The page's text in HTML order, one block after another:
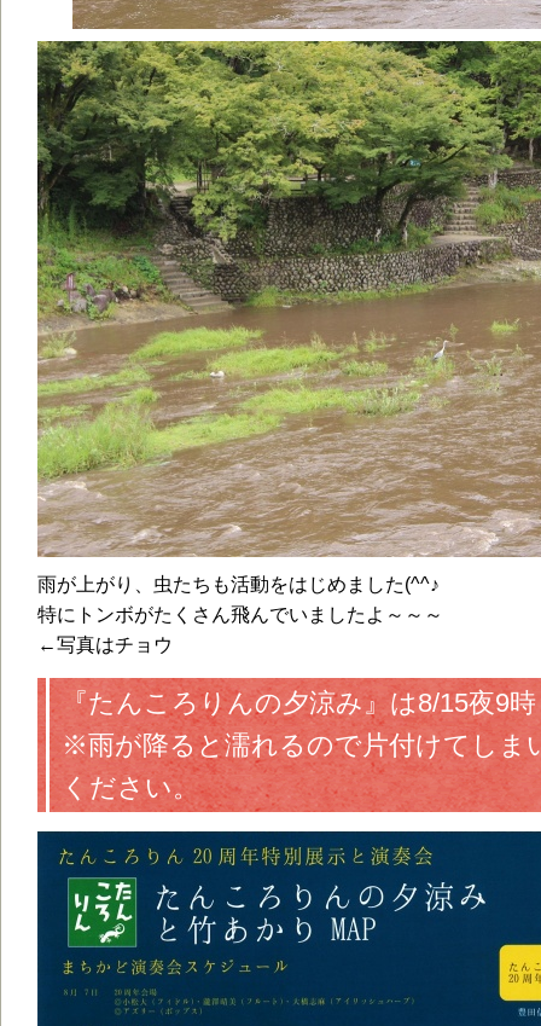
雨が上がり、虫たちも活動をはじめました(^^♪
特にトンボがたくさん飛んでいましたよ～～～
←写真はチョウ
『たんころりんの夕涼み』は8/15夜9
※雨が降ると濡れるので片付けてしま
ください。